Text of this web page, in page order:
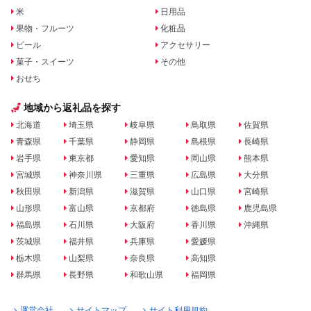
米
果物・フルーツ
ビール
菓子・スイーツ
おせち
日用品
化粧品
アクセサリー
その他
地域から返礼品を探す
北海道
青森県
岩手県
宮城県
秋田県
山形県
福島県
茨城県
栃木県
群馬県
埼玉県
千葉県
東京都
神奈川県
新潟県
富山県
石川県
福井県
山梨県
長野県
岐阜県
静岡県
愛知県
三重県
滋賀県
京都府
大阪府
兵庫県
奈良県
和歌山県
鳥取県
島根県
岡山県
広島県
山口県
徳島県
香川県
愛媛県
高知県
福岡県
佐賀県
長崎県
熊本県
大分県
宮崎県
鹿児島県
沖縄県